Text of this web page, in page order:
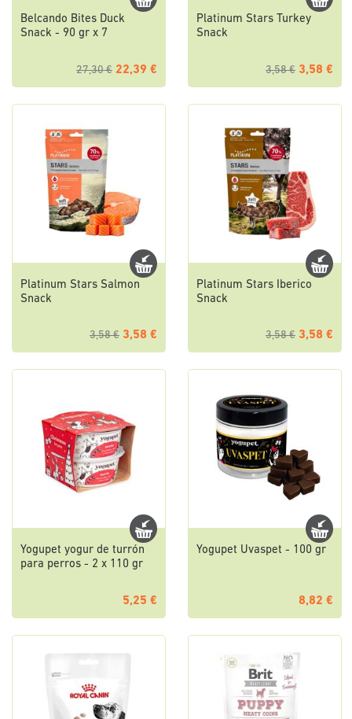
Belcando Bites Duck
Snack - 90 gr x 7
27,30 € 22,39 €
Platinum Stars Turkey
Snack
3,58 € 3,58 €
Platinum Stars Salmon
Snack
3,58 € 3,58 €
Platinum Stars Iberico
Snack
3,58 € 3,58 €
Yogupet yogur de turrón
para perros - 2 x 110 gr
5,25 €
Yogupet Uvaspet - 100 gr
8,82 €